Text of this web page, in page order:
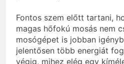
Fontos szem előtt tartani,
magas hőfokú mosás nem
mosógépet is jobban
jelentősen több energiát
végig, mihez elég egy